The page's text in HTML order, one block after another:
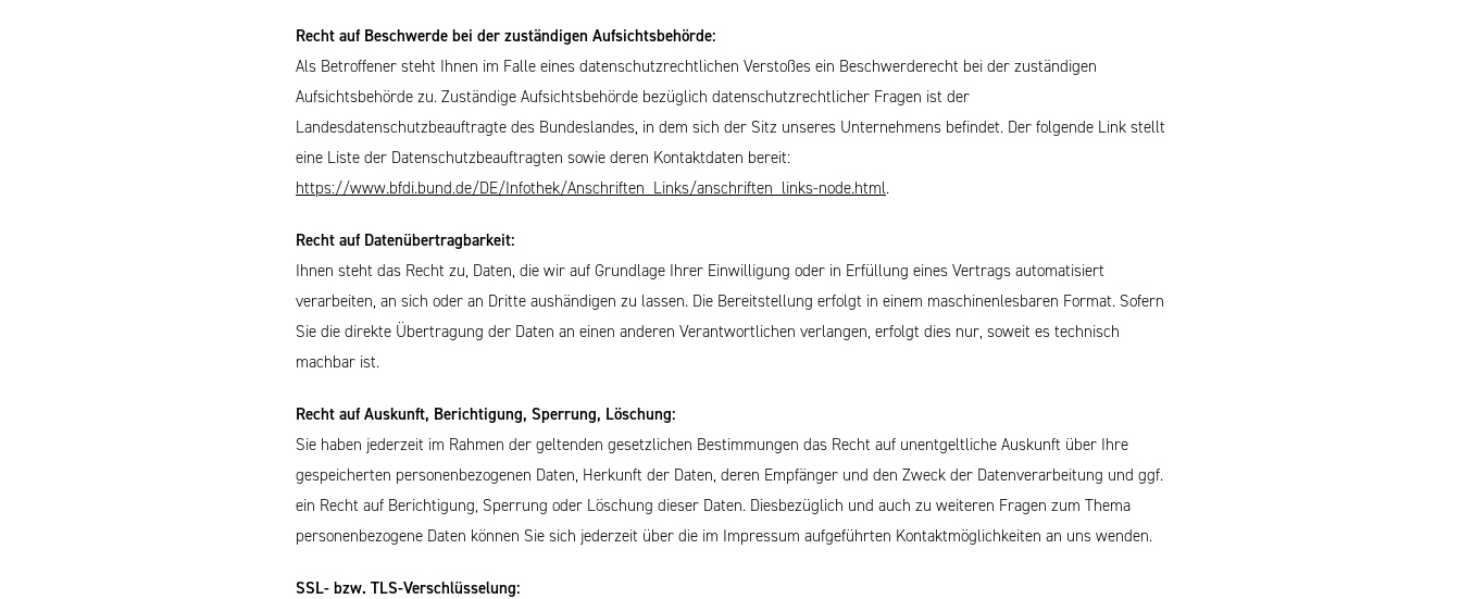
Recht auf Beschwerde bei der zuständigen Aufsichtsbehörde:
Als Betroffener steht Ihnen im Falle eines datenschutzrechtlichen Verstoßes ein Beschwerderecht bei der zuständigen
Aufsichtsbehörde zu. Zuständige Aufsichtsbehörde bezüglich datenschutzrechtlicher Fragen ist der
Landesdatenschutzbeauftragte des Bundeslandes, in dem sich der Sitz unseres Unternehmens befindet. Der folgende Link stellt
eine Liste der Datenschutzbeauftragten sowie deren Kontaktdaten bereit:
https://www.bfdi.bund.de/DE/Infothek/Anschriften_Links/anschriften_links-node.html.
Recht auf Datenübertragbarkeit:
Ihnen steht das Recht zu, Daten, die wir auf Grundlage Ihrer Einwilligung oder in Erfüllung eines Vertrags automatisiert
verarbeiten, an sich oder an Dritte aushändigen zu lassen. Die Bereitstellung erfolgt in einem maschinenlesbaren Format. Sofern
Sie die direkte Übertragung der Daten an einen anderen Verantwortlichen verlangen, erfolgt dies nur, soweit es technisch
machbar ist.
Recht auf Auskunft, Berichtigung, Sperrung, Löschung:
Sie haben jederzeit im Rahmen der geltenden gesetzlichen Bestimmungen das Recht auf unentgeltliche Auskunft über Ihre
gespeicherten personenbezogenen Daten, Herkunft der Daten, deren Empfänger und den Zweck der Datenverarbeitung und ggf.
ein Recht auf Berichtigung, Sperrung oder Löschung dieser Daten. Diesbezüglich und auch zu weiteren Fragen zum Thema
personenbezogene Daten können Sie sich jederzeit über die im Impressum aufgeführten Kontaktmöglichkeiten an uns wenden.
SSL- bzw. TLS-Verschlüsselung: